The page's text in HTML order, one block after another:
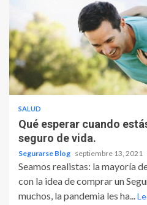
SALUD
Qué esperar cuando
seguro de vida.
Segurarse Blog septiembre 13, 2021
Seamos realistas: la mayoría
con la idea de comprar un
muchos, la pandemia les ha...